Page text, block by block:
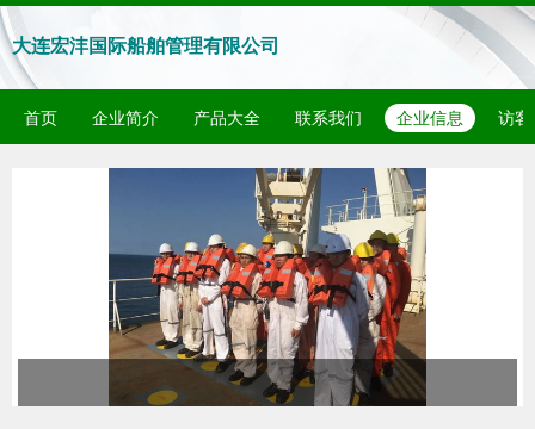
大连宏沣国际船舶管理有限公司
首页 企业简介 产品大全 联系我们 企业信息 访客